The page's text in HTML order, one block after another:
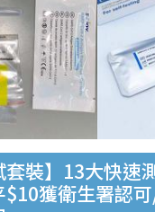
套裝】13大快速
$10獲衛生署認